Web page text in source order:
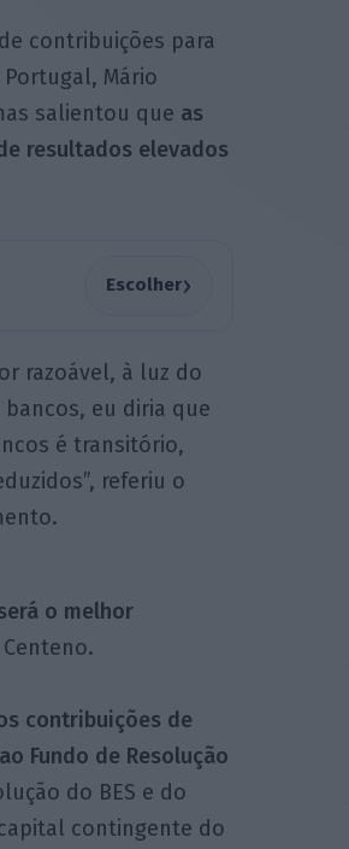
contribuições para
Mário
salientou que as
resultados elevados
Escolher›
razoável, à luz do
eu diria que
é transitório,
referiu o
o melhor
contribuições de
Fundo de Resolução
do BES e do
contingente do